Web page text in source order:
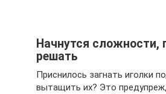
Начнутся сложности,
решать
Приснилось загнать иголки
вытащить их? Это